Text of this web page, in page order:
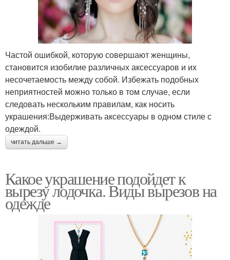
Частой ошибкой, которую совершают женщины,
становится изобилие различных аксессуаров и их
несочетаемость между собой. Избежать подобных
неприятностей можно только в том случае, если
следовать нескольким правилам, как носить
украшения:Выдерживать аксессуары в одном стиле с
одеждой.
читать дальше →
Какое украшение подойдет к
вырезу лодочка. Виды вырезов на
одежде